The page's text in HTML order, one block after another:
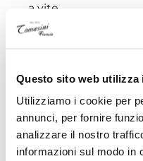
Questo sito web utilizza
Utilizziamo i cookie per
annunci, per fornire
analizzare il nostro
informazioni sul modo in
a vite
Forma della cassa
Spessore medio
Materiale della
Vetro zaffiro con